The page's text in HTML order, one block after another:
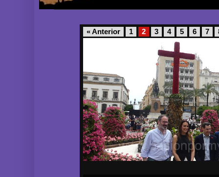
« Anterior 1 2 3 4 5 6 7